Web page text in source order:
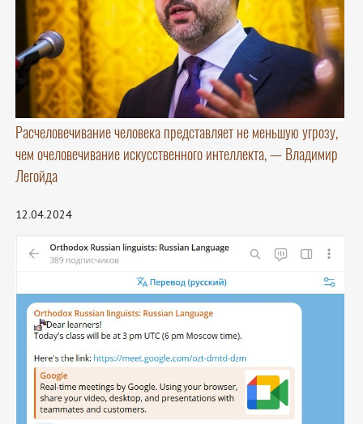
Расчеловечивание человека представляет не меньшую угрозу,
чем очеловечивание искусственного интеллекта, — Владимир
Легойда
12.04.2024